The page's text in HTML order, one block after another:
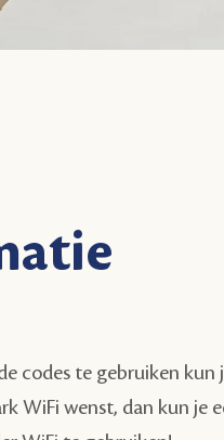
codes te gebruiken
WiFi wenst, dan kun je